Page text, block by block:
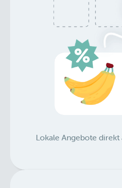
Lokale Angebote direkt